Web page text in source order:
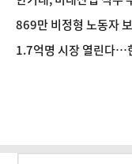
입
869만 비정형 노동자
개
1.7억명 시장 열린다…